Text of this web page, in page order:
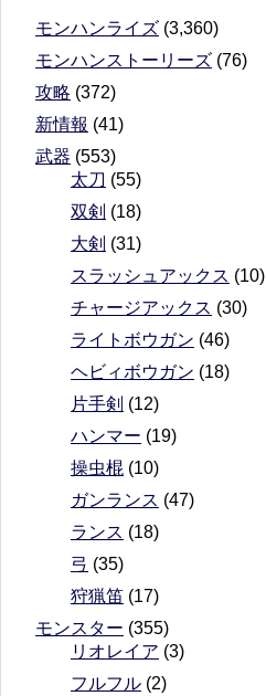
モンハンライズ (3,360)
モンハンストーリーズ (76)
攻略 (372)
新情報 (41)
武器 (553)
太刀 (55)
双剣 (18)
大剣 (31)
スラッシュアックス (10)
チャージアックス (30)
ライトボウガン (46)
ヘビィボウガン (18)
片手剣 (12)
ハンマー (19)
操虫棍 (10)
ガンランス (47)
ランス (18)
弓 (35)
狩猟笛 (17)
モンスター (355)
リオレイア (3)
フルフル (2)